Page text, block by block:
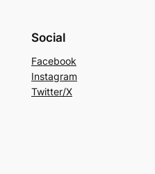
Social
Facebook
Instagram
Twitter/X